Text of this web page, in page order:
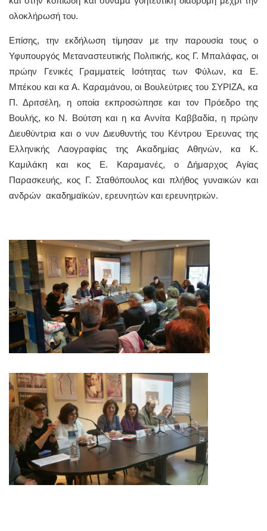
ολοκλήρωσή του.
Επίσης, την εκδήλωση τίμησαν με την παρουσία τους ο
Υφυπουργός Μεταναστευτικής Πολιτικής, κος Γ. Μπαλάφας, οι
πρώην Γενικές Γραμματείς Ισότητας των Φύλων, κα Ε.
Μπέκου και κα Α. Καραμάνου, οι Βουλεύτριες του ΣΥΡΙΖΑ, κα
Π. Δριτσέλη, η οποία εκπροσώπησε και τον Πρόεδρο της
Βουλής, κο Ν. Βούτση και η κα Αννίτα Καββαδία, η πρώην
Διευθύντρια και ο νυν Διευθυντής του Κέντρου Έρευνας της
Ελληνικής Λαογραφίας της Ακαδημίας Αθηνών, κα Κ.
Καμιλάκη και κος Ε. Καραμανές, ο Δήμαρχος Αγίας
Παρασκευής, κος Γ. Σταθόπουλος και πλήθος γυναικών και
ανδρών ακαδημαϊκών, ερευνητών και ερευνητριών.